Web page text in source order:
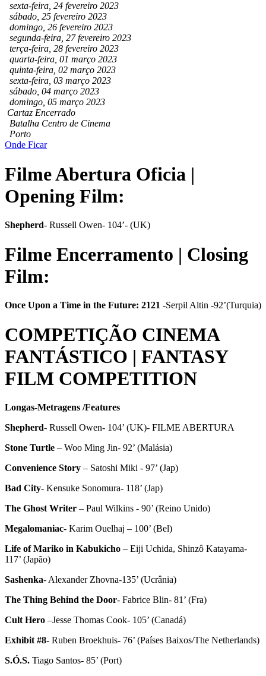
sexta-feira, 24 fevereiro 2023
sábado, 25 fevereiro 2023
domingo, 26 fevereiro 2023
segunda-feira, 27 fevereiro 2023
terça-feira, 28 fevereiro 2023
quarta-feira, 01 março 2023
quinta-feira, 02 março 2023
sexta-feira, 03 março 2023
sábado, 04 março 2023
domingo, 05 março 2023
Cartaz Encerrado
Batalha Centro de Cinema
Porto
Onde Ficar
Filme Abertura Oficia |
Opening Film:
Shepherd- Russell Owen- 104’- (UK)
Filme Encerramento | Closing
Film:
Once Upon a Time in the Future: 2121 -Serpil Altin -92’(Turquia)
COMPETIÇÃO CINEMA
FANTÁSTICO | FANTASY
FILM COMPETITION
Longas-Metragens /Features
Shepherd- Russell Owen- 104’ (UK)- FILME ABERTURA
Stone Turtle – Woo Ming Jin- 92’ (Malásia)
Convenience Story – Satoshi Miki - 97’ (Jap)
Bad City- Kensuke Sonomura- 118’ (Jap)
The Ghost Writer – Paul Wilkins - 90’ (Reino Unido)
Megalomaniac- Karim Ouelhaj – 100’ (Bel)
Life of Mariko in Kabukicho – Eiji Uchida, Shinzô Katayama-
117’ (Japão)
Sashenka- Alexander Zhovna-135’ (Ucrânia)
The Thing Behind the Door- Fabrice Blin- 81’ (Fra)
Cult Hero –Jesse Thomas Cook- 105’ (Canadá)
Exhibit #8- Ruben Broekhuis- 76’ (Países Baixos/The Netherlands)
S.Ó.S. Tiago Santos- 85’ (Port)